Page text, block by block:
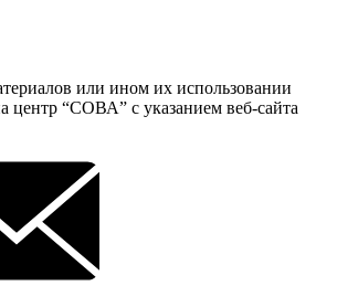
или ином их использовании
центр “СОВА” с указанием веб-сайта